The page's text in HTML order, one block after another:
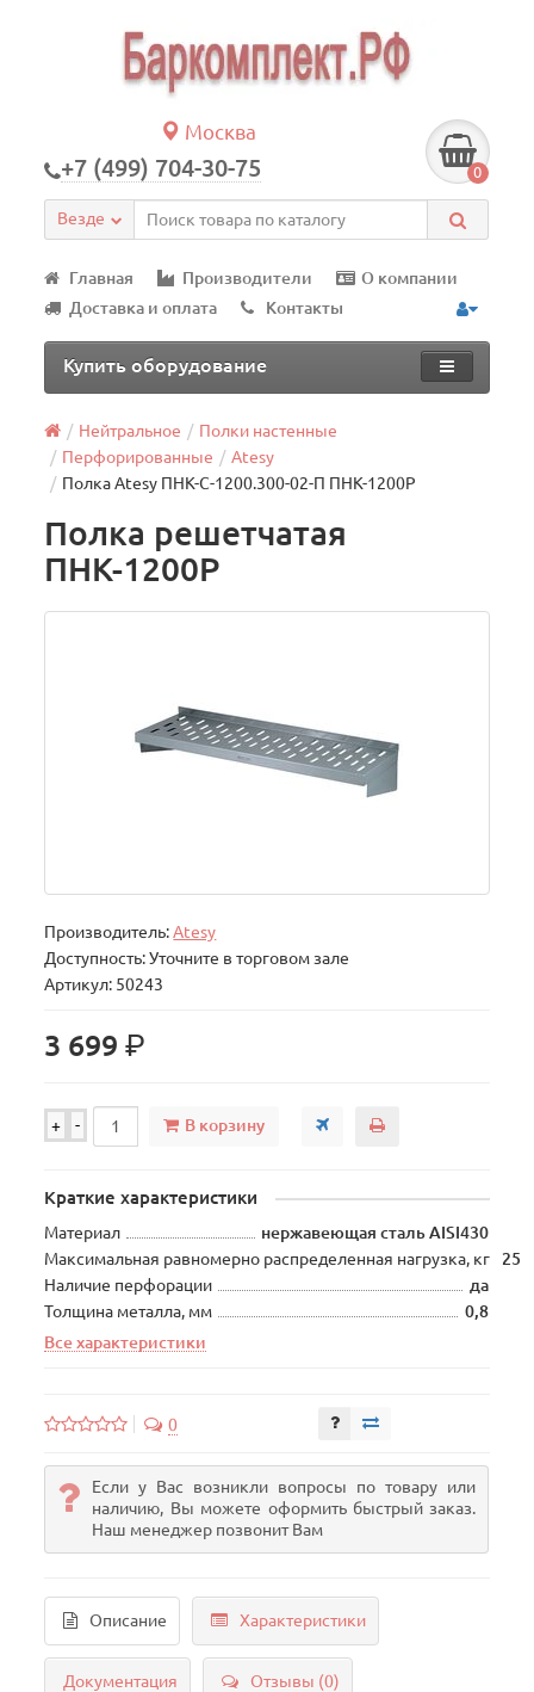
Москва
+7 (499) 704-30-75 0
Везде
Главная Производители
О компании
Доставка и оплата
Контакты
Купить оборудование
Нейтральное
Полки настенные
Перфорированные
Atesy
Полка Atesy ПНК-С-1200.300-02-П ПНК-1200Р
Полка решетчатая
ПНК-1200Р
Производитель:Atesy
Доступность: Уточните в торговом зале
Артикул: 50243
3 699р.
+ - В корзину
Краткие характеристики
Материал
нержавеющая сталь AISI430
Максимальная равномерно распределенная нагрузка, кг
25
Наличие перфорации
да
Толщина металла, мм
0,8
Все характеристики
0
Если у Вас возникли вопросы по товару или
наличию, Вы можете оформить быстрый заказ.
Наш менеджер позвонит Вам
Описание Характеристики
Документация Отзывы (0)